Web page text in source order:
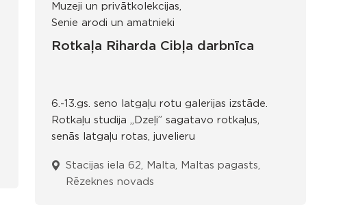
Muzeji un privātkolekcijas
Senie arodi un amatnieki
Rotkaļa Riharda Cibļa darbnīca
6.-13.gs. seno latgaļu rotu galerijas izstāde.
Rotkaļu studija „Dzeļi” sagatavo rotkaļus,
senās latgaļu rotas, juvelieru
Stacijas iela 62, Malta, Maltas pagasts,
Rēzeknes novads